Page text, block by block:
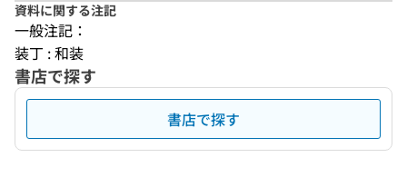
資料に関する注記
一般注記：
装丁 : 和装
書店で探す
書店で探す